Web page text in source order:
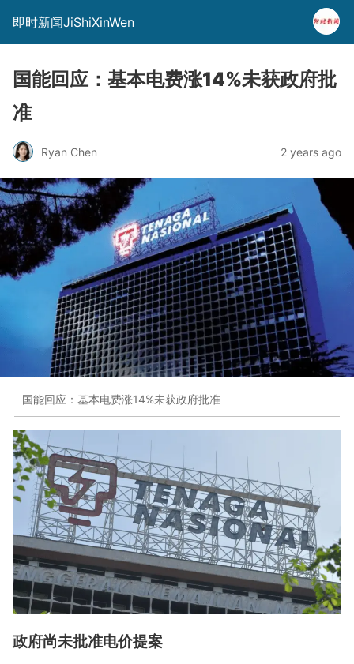
即时新闻JiShiXinWen
国能回应：基本电费涨14%未获政府批
准
Ryan Chen 2 years ago
国能回应：基本电费涨14%未获政府批准
政府尚未批准电价提案